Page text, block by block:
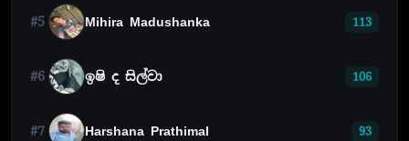
#5 Mihira Madushanka 113
#6 ඉෂි ද සිල්වා 106
#7 Harshana Prathimal 93